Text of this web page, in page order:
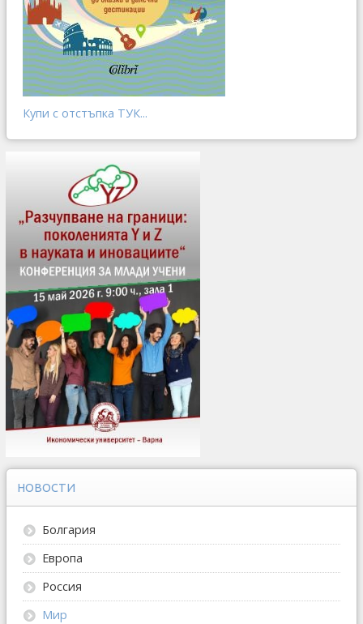
Купи с отстъпка ТУК...
НОВОСТИ
Болгария
Европа
Россия
Мир